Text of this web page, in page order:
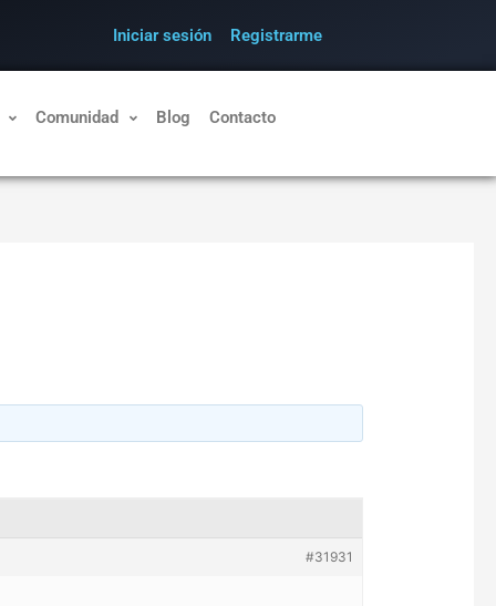
Iniciar sesión Registrarme
Comunidad Blog Contacto
#31931